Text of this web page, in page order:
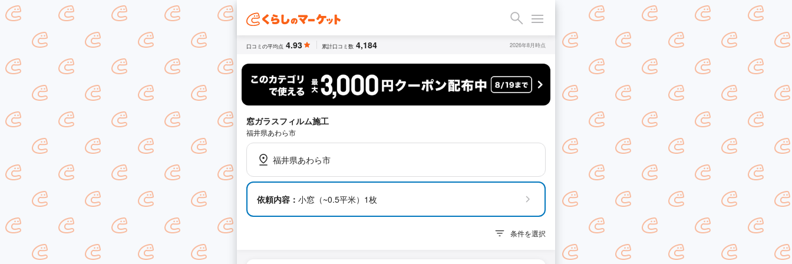
口コミの平均点 4.93 累計口コミ数 4,184 2026年8月時点
窓ガラスフィルム施工
福井県あわら市
福井県あわら市
依頼内容： 小窓（~0.5平米）1枚
条件を選択